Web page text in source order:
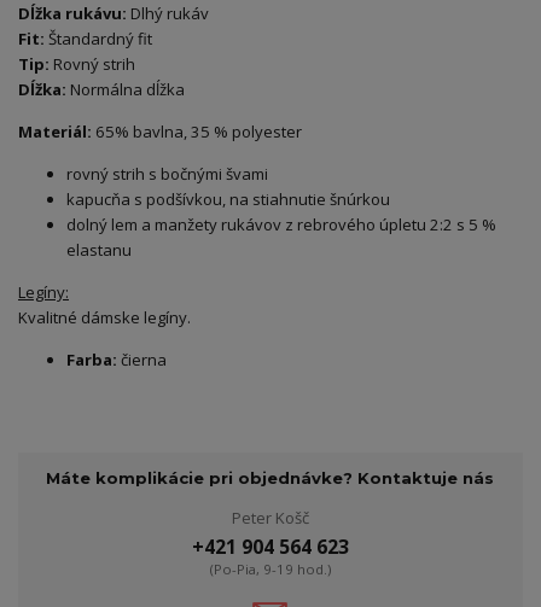
Dĺžka rukávu: Dlhý rukáv
Fit: Štandardný fit
Tip: Rovný strih
Dĺžka: Normálna dĺžka
Materiál: 65% bavlna, 35 % polyester
rovný strih s bočnými švami
kapucňa s podšívkou, na stiahnutie šnúrkou
dolný lem a manžety rukávov z rebrového úpletu 2:2 s 5 %
elastanu
Legíny:
Kvalitné dámske legíny.
Farba: čierna
Máte komplikácie pri objednávke? Kontaktuje nás
Peter Košč
+421 904 564 623
(Po-Pia, 9-19 hod.)